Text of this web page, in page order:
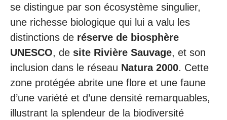
se distingue par son écosystème singulier,
une richesse biologique qui lui a valu les
distinctions de réserve de biosphère
UNESCO, de site Rivière Sauvage, et son
inclusion dans le réseau Natura 2000. Cette
zone protégée abrite une flore et une faune
d’une variété et d’une densité remarquables,
illustrant la splendeur de la biodiversité